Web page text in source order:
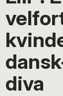
diva